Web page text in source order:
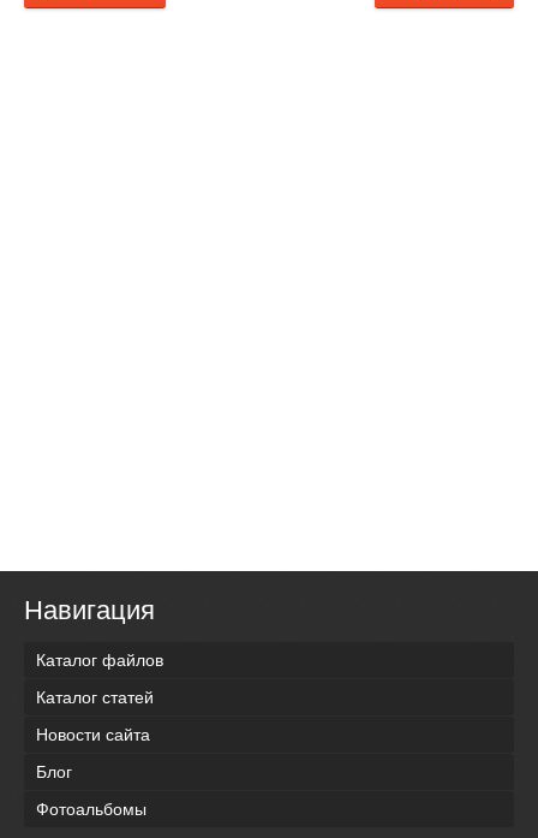
Навигация
Каталог файлов
Каталог статей
Новости сайта
Блог
Фотоальбомы